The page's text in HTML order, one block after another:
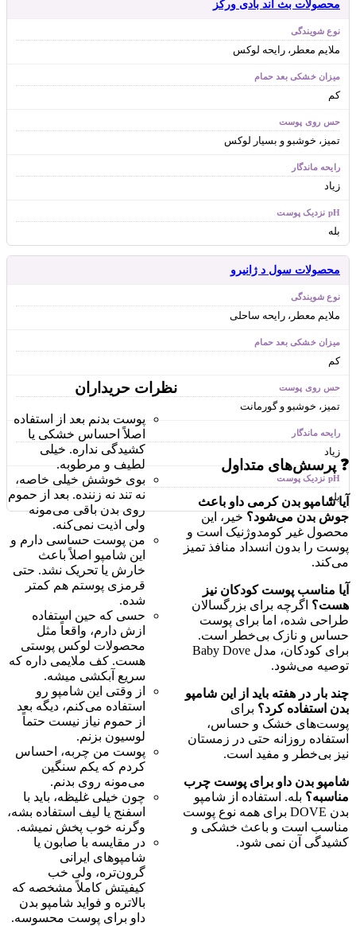
محصولات بث اند بادی ورکز
ملایم معطر، رایحه لوکس
کم
تمیز، خوشبو و بسیار لوکس
زیاد
بله
محصولات سول د ژانیرو
ملایم معطر، رایحه ساحلی
کم
تمیز، خوشبو و گورمانت
زیاد
بله
❓ پرسش‌های متداول
آیا شامپو بدن کرمی داو باعث
جوش بدن می‌شود؟ خیر، این
محصول غیر کومدوژنیک است و
پوست را بدون انسداد منافذ تمیز
می‌کند.
آیا مناسب پوست کودکان نیز
هست؟ اگرچه برای بزرگسالان
طراحی شده، اما برای پوست
حساس و نازک بی‌خطر است.
برای کودکان، مدل Baby Dove
توصیه می‌شود.
چند بار در هفته باید از این شامپو
بدن استفاده کرد؟ برای
پوست‌های خشک و حساس،
استفاده روزانه حتی در زمستان
نیز بی‌خطر و مفید است.
شامپو بدن داو برای پوست چرب
مناسبه؟ بله. استفاده از شامپو
بدن DOVE برای همه نوع پوست
مناسب است و باعث خشکی و
کشیدگی آن نمی شود.
نظرات حریداران
پوست بدنم بعد از استفاده
اصلاً احساس خشکی یا
کشیدگی نداره. خیلی
لطیف و مرطوبه.
بوی خوشش خیلی خاصه،
نه تند نه زننده. بعد از حموم
روی بدن باقی می‌مونه
ولی اذیت نمی‌کنه.
من پوست حساسی دارم و
این شامپو اصلاً باعث
خارش یا تحریک نشد. حتی
قرمزی پوستم هم کمتر
شده.
حسی که حین استفاده
ازش دارم، واقعاً مثل
محصولات لوکس پوستی
هست. کف ملایمی داره که
سریع آبکشی میشه.
از وقتی این شامپو رو
استفاده می‌کنم، دیگه بعد
از حموم نیاز نیست حتماً
لوسیون بزنم.
پوست من چربه، احساس
کردم که یکم سنگین
می‌مونه روی بدنم.
چون خیلی غلیظه، باید با
اسفنج یا لیف استفاده بشه،
وگرنه خوب پخش نمیشه.
در مقایسه با صابون یا
شامپوهای ایرانی
گرون‌تره، ولی خب
کیفیتش کاملاً مشخصه که
بالاتره و فواید شامپو بدن
داو برای پوست محسوسه.